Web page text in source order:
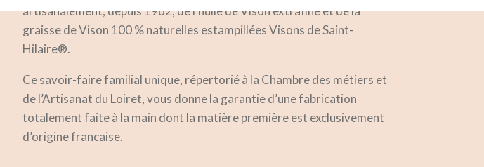
artisanalement, depuis 1962, de l’huile de Vison extrafine et de la
graisse de Vison 100 % naturelles estampillées Visons de Saint-
Hilaire®.
Ce savoir-faire familial unique, répertorié à la Chambre des métiers et
de l’Artisanat du Loiret, vous donne la garantie d’une fabrication
totalement faite à la main dont la matière première est exclusivement
d’origine francaise.